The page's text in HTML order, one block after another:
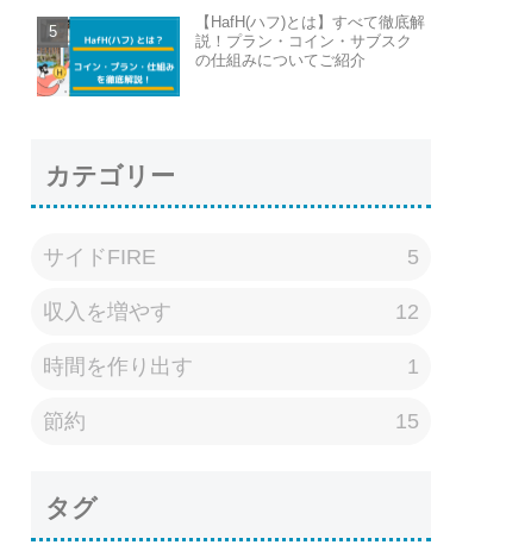
【HafH(ハフ)とは】すべて徹底解
説！プラン・コイン・サブスク
の仕組みについてご紹介
カテゴリー
サイドFIRE 5
収入を増やす 12
時間を作り出す 1
節約 15
タグ